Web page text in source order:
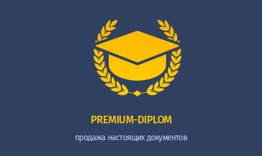
PREMIUM-DIPLOM
продажа настоящих документов